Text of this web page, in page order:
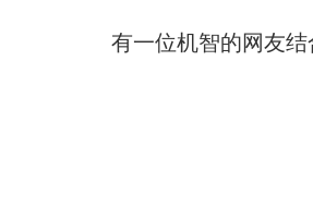
有一位机智的网友